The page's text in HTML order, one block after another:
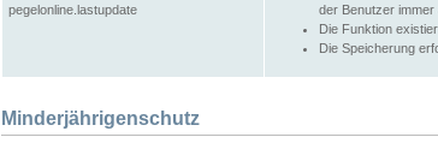
pegelonline.lastupdate
der Benutzer immer
Die Funktion
Die Speicherung
Minderjährigenschutz